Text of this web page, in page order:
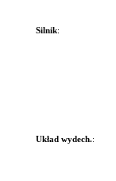
Silnik:
Układ wydech.: